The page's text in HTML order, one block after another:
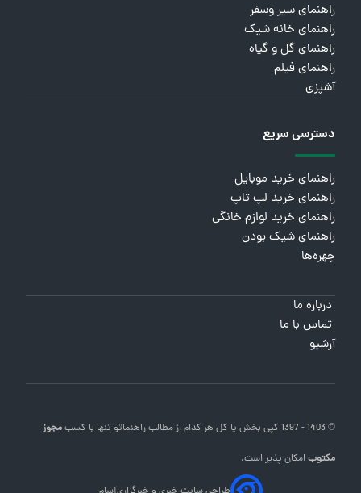
راهنمای سیر وسفر
راهنمای خانه شیک
راهنمای گل و گیاه
راهنمای فیلم
آشپزی
دسترسی سریع
راهنمای خرید موبایل
راهنمای خرید لپ تاپ
راهنمای خرید لوازم خانگی
راهنمای شیک بودن
چهره‌ها
درباره ما
تماس با ما
آرشیو
© 1403 - 1397 کپی بخش یا کل هر کدام از مطالب راهنماتو تنها با کسبمجوز
مکتوبامکان پذیر است.